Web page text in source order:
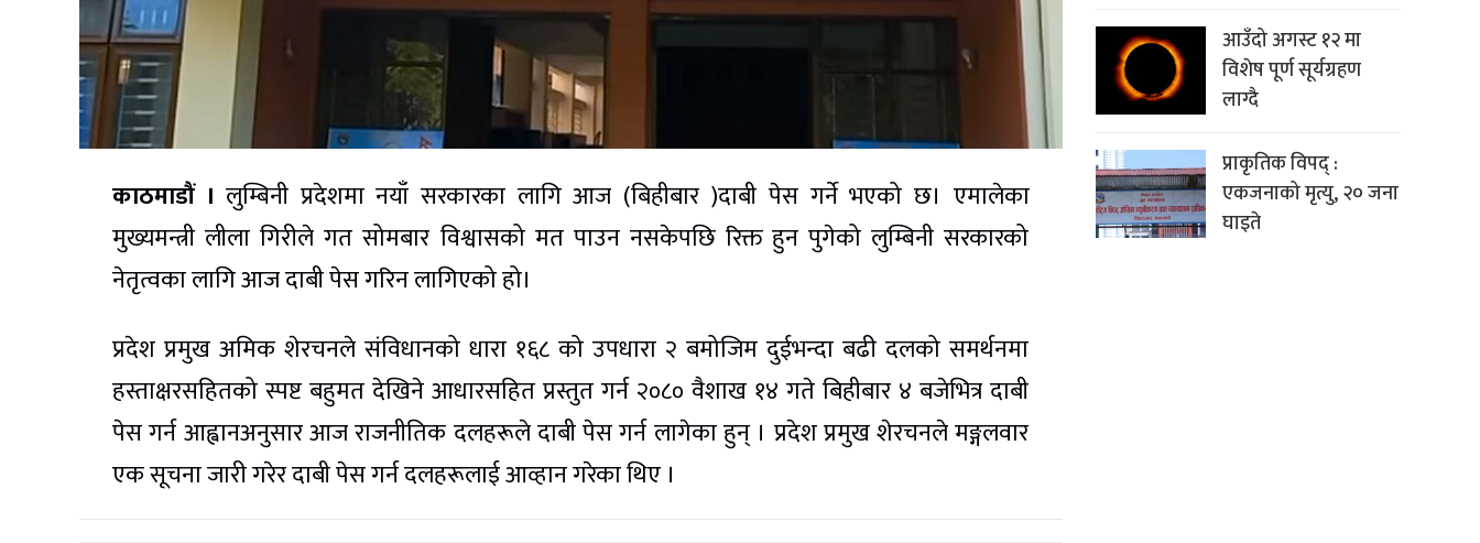
काठमाडौं । लुम्बिनी प्रदेशमा नयाँ सरकारका लागि आज (बिहीबार )दाबी पेस गर्ने भएको छ। एमालेका
मुख्यमन्त्री लीला गिरीले गत सोमबार विश्वासको मत पाउन नसकेपछि रिक्त हुन पुगेको लुम्बिनी सरकारको
नेतृत्वका लागि आज दाबी पेस गरिन लागिएको हो।
प्रदेश प्रमुख अमिक शेरचनले संविधानको धारा १६८ को उपधारा २ बमोजिम दुईभन्दा बढी दलको समर्थनमा
हस्ताक्षरसहितको स्पष्ट बहुमत देखिने आधारसहित प्रस्तुत गर्न २०८० वैशाख १४ गते बिहीबार ४ बजेभित्र दाबी
पेस गर्न आह्वानअनुसार आज राजनीतिक दलहरूले दाबी पेस गर्न लागेका हुन् । प्रदेश प्रमुख शेरचनले मङ्गलवार
एक सूचना जारी गरेर दाबी पेस गर्न दलहरूलाई आव्हान गरेका थिए ।
आउँदो अगस्ट १२ मा
विशेष पूर्ण सूर्यग्रहण
लाग्दै
प्राकृतिक विपद् :
एकजनाको मृत्यु, २० जना
घाइते